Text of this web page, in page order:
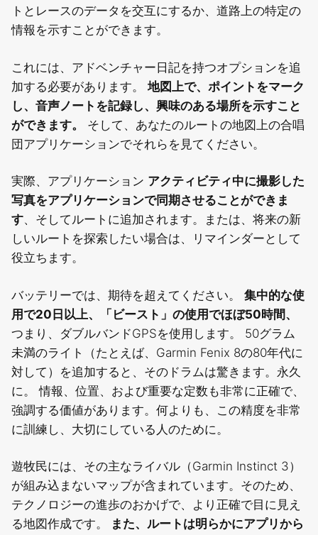
トとレースのデータを交互にするか、道路上の特定の
情報を示すことができます。
これには、アドベンチャー日記を持つオプションを追
加する必要があります。 地図上で、ポイントをマーク
し、音声ノートを記録し、興味のある場所を示すこと
ができます。
そして、あなたのルートの地図上の合唱
団アプリケーションでそれらを見てください。
実際、アプリケーション アクティビティ中に撮影した
写真をアプリケーションで同期させることができま
す、そしてルートに追加されます。または、将来の新
しいルートを探索したい場合は、リマインダーとして
役立ちます。
バッテリーでは、期待を超えてください。 集中的な使
用で20日以上、「ビースト」の使用でほぼ50時間、
つまり、ダブルバンドGPSを使用します。 50グラム
未満のライト（たとえば、Garmin Fenix 8の80年代に
対して）を追加すると、そのドラムは驚きます。永久
に。情報、位置、および重要な定数も非常に正確で、
強調する価値があります。何よりも、この精度を非常
に訓練し、大切にしている人のために。
遊牧民には、その主なライバル（Garmin Instinct 3）
が組み込まないマップが含まれています。そのため、
テクノロジーの進歩のおかげで、より正確で目に見え
る地図作成です。
また、ルートは明らかにアプリから